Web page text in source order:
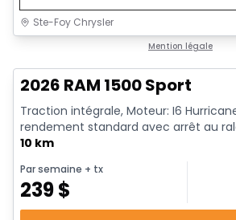
Ste-Foy Chrysler
Mention légale
2026 RAM 1500 Sport
Traction intégrale, Moteur: I6
rendement standard avec arrêt au
10 km
Par semaine + tx
239$